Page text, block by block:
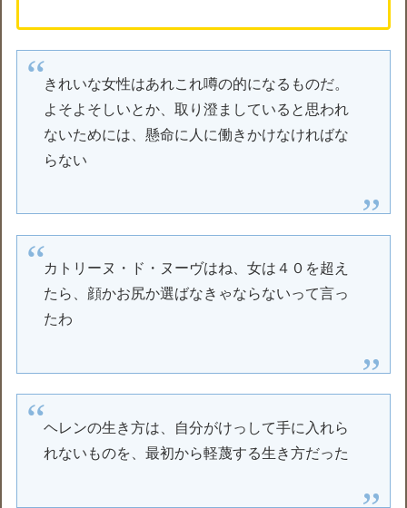
きれいな女性はあれこれ噂の的になるものだ。
よそよそしいとか、取り澄ましていると思われ
ないためには、懸命に人に働きかけなければな
らない
カトリーヌ・ド・ヌーヴはね、女は４０を超え
たら、顔かお尻か選ばなきゃならないって言っ
たわ
ヘレンの生き方は、自分がけっして手に入れら
れないものを、最初から軽蔑する生き方だった